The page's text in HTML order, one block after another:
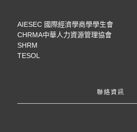
AIESEC 國際經濟學商學學生會
CHRMA中華人力資源管理協會
SHRM
TESOL
聯絡資訊